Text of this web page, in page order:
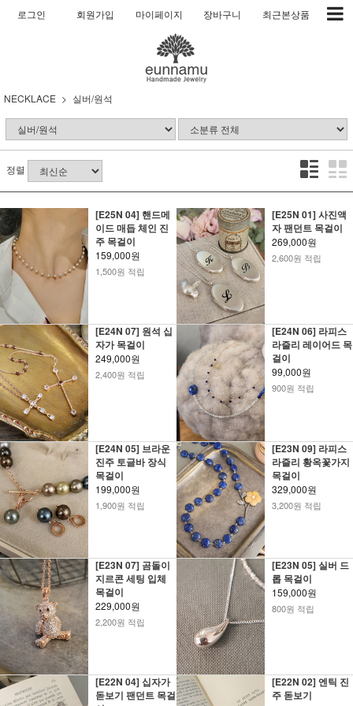
로그인 회원가입 마이페이지 장바구니 최근본상품
NECKLACE 실버/원석
정렬
[E25N 04] 핸드메
이드 매듭 체인 진
주 목걸이
159,000원
1,500원 적립
[E25N 01] 사진액
자 팬던트 목걸이
269,000원
2,600원 적립
[E24N 07] 원석 십
자가 목걸이
249,000원
2,400원 적립
[E24N 06] 라피스
라즐리 레이어드 목
걸이
99,000원
900원 적립
[E24N 05] 브라운
진주 토글바 장식
목걸이
199,000원
1,900원 적립
[E23N 09] 라피스
라즐리 황옥꽃가지
목걸이
329,000원
3,200원 적립
[E23N 07] 곰돌이
지르콘 세팅 입체
목걸이
229,000원
2,200원 적립
[E23N 05] 실버 드
롭 목걸이
159,000원
800원 적립
[E22N 04] 십자가
돋보기 팬던트 목걸
[E22N 02] 엔틱 진
주 돋보기